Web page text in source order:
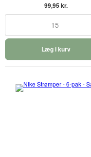
99,95 kr.
15
Læg i kurv